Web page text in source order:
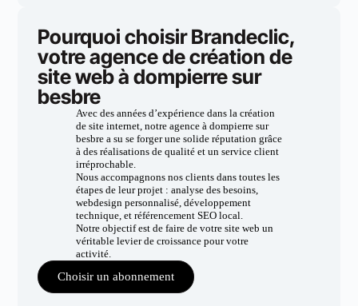
Pourquoi choisir Brandeclic,
votre agence de création de
site web à dompierre sur
besbre
Avec des années d’expérience dans la création
de site internet, notre agence à dompierre sur
besbre a su se forger une solide réputation grâce
à des réalisations de qualité et un service client
irréprochable.
Nous accompagnons nos clients dans toutes les
étapes de leur projet : analyse des besoins,
webdesign personnalisé, développement
technique, et référencement SEO local.
Notre objectif est de faire de votre site web un
véritable levier de croissance pour votre
activité.
Choisir un abonnement